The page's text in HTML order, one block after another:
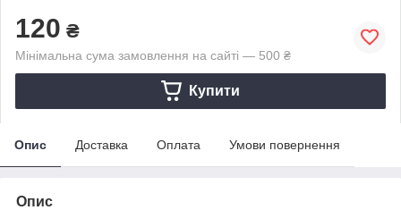
120 ₴
Мінімальна сума замовлення на сайті — 500 ₴
Купити
Опис Доставка Оплата Умови повернення
Опис